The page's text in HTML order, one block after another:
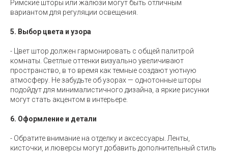
Римские шторы или жалюзи могут быть отличным
вариантом для регуляции освещения.
5. Выбор цвета и узора
- Цвет штор должен гармонировать с общей палитрой
комнаты. Светлые оттенки визуально увеличивают
пространство, в то время как темные создают уютную
атмосферу. Не забудьте об узорах — однотонные шторы
подойдут для минималистичного дизайна, а яркие рисунки
могут стать акцентом в интерьере.
6. Оформление и детали
- Обратите внимание на отделку и аксессуары. Ленты,
кисточки, и люверсы могут добавить дополнительный стиль